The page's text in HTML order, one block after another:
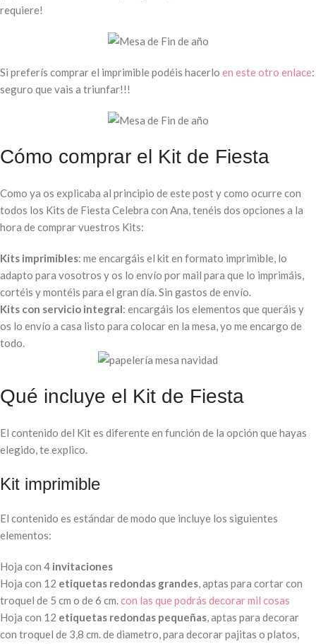
requiere!
Si preferís comprar el imprimible podéis hacerlo en este otro enlace:
seguro que vais a triunfar!!!
Cómo comprar el Kit de Fiesta
Como ya os explicaba al principio de este post y como ocurre con
todos los Kits de Fiesta Celebra con Ana, tenéis dos opciones a la
hora de comprar vuestros Kits:
Kits imprimibles: me encargáis el kit en formato imprimible, lo
adapto para vosotros y os lo envío por mail para que lo imprimáis,
cortéis y montéis para el gran día. Sin gastos de envío.
Kits con servicio integral: encargáis los elementos que queráis y
os lo envío a casa listo para colocar en la mesa, yo me encargo de
todo.
Qué incluye el Kit de Fiesta
El contenido del Kit es diferente en función de la opción que hayas
elegido, te explico.
Kit imprimible
El contenido es estándar de modo que incluye los siguientes
elementos:
Hoja con 4 invitaciones
Hoja con 12 etiquetas redondas grandes, aptas para cortar con
troquel de 5 cm o de 6 cm.con las que podrás decorar mil cosas
Hoja con 12 etiquetas redondas pequeñas, aptas para decorar
con troquel de 3,8 cm. de diametro, para decorar pajitas o platos,